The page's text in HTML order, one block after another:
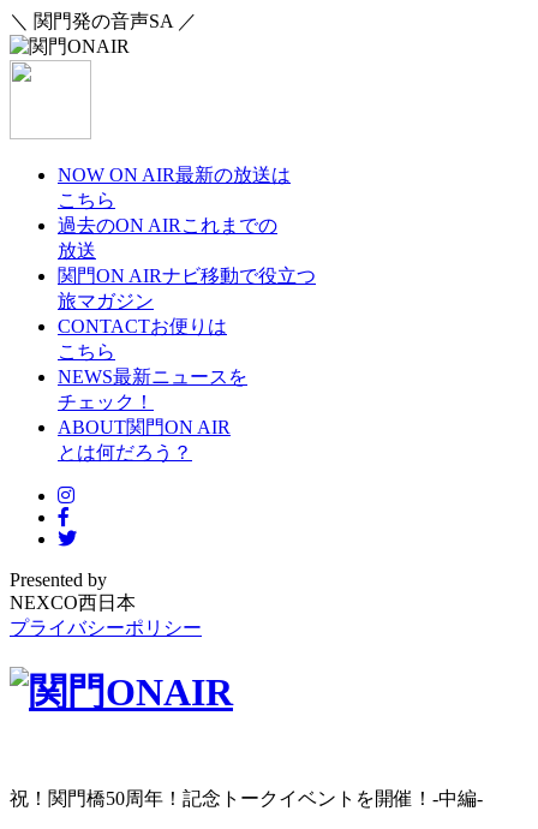
＼ 関門発の音声SA ／
NOW ON AIR最新の放送は
こちら
過去のON AIR これまでの
放送
関門ON AIRナビ移動で役立つ
旅マガジン
CONTACTお便りは
こちら
NEWS最新ニュースを
チェック！
ABOUT関門ON AIR
とは何だろう？
Presented by
NEXCO西日本
プライバシーポリシー
祝！関門橋50周年！記念トークイベントを開催！-中編-